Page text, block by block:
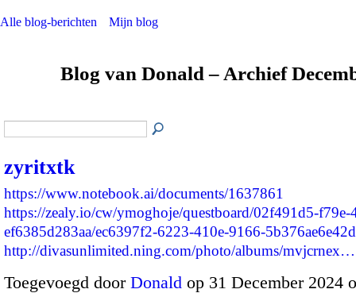
Alle blog-berichten Mijn blog
Blog van Donald – Archief
zyritxtk
https://www.notebook.ai/documents/1637861
https://zealy.io/cw/ymoghoje/questboard/02f491d5-f79e-
ef6385d283aa/ec6397f2-6223-410e-9166-5b376ae6e42d
http://divasunlimited.ning.com/photo/albums/mvjcrnex…
Toegevoegd door Donald op 31 December 2024